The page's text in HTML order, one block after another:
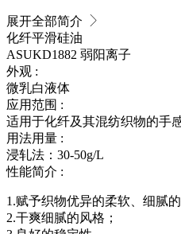
展开全部简介
化纤平滑硅油
ASUKD1882 弱阳离子
外观 :
微乳白液体
应用范围 :
适用于化纤及其混纺织物的手
用法用量 :
浸轧法：30-50g/L
性能简介 :
1.赋予织物优异的柔软、细腻的
2.干爽细腻的风格；